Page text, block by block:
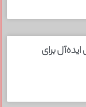
۱۵ عکس ایده‌آل برای